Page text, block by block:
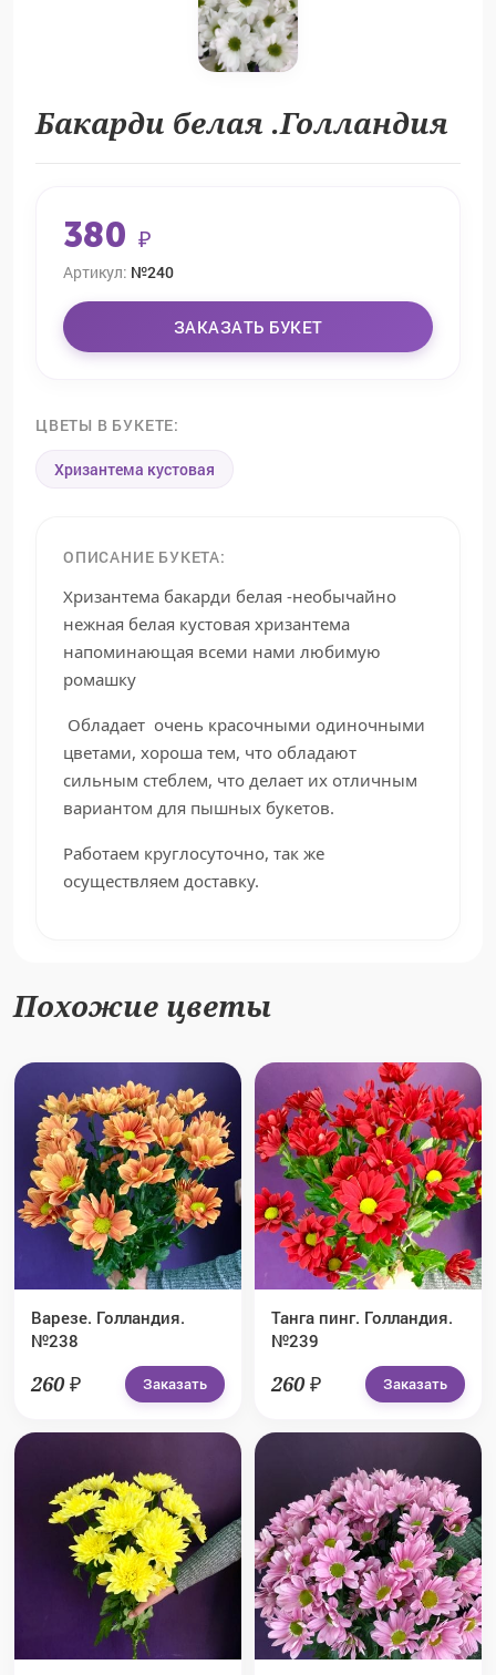
Бакарди белая .Голландия
380 ₽
Артикул: №240
ЗАКАЗАТЬ БУКЕТ
ЦВЕТЫ В БУКЕТЕ:
Хризантема кустовая
ОПИСАНИЕ БУКЕТА:
Хризантема бакарди белая -необычайно
нежная белая кустовая хризантема
напоминающая всеми нами любимую
ромашку
Обладает очень красочными одиночными
цветами, хороша тем, что обладают
сильным стеблем, что делает их отличным
вариантом для пышных букетов.
Работаем круглосуточно, так же
осуществляем доставку.
Похожие цветы
Варезе. Голландия.
№238
260 ₽ Заказать
Танга пинг. Голландия.
№239
260 ₽ Заказать